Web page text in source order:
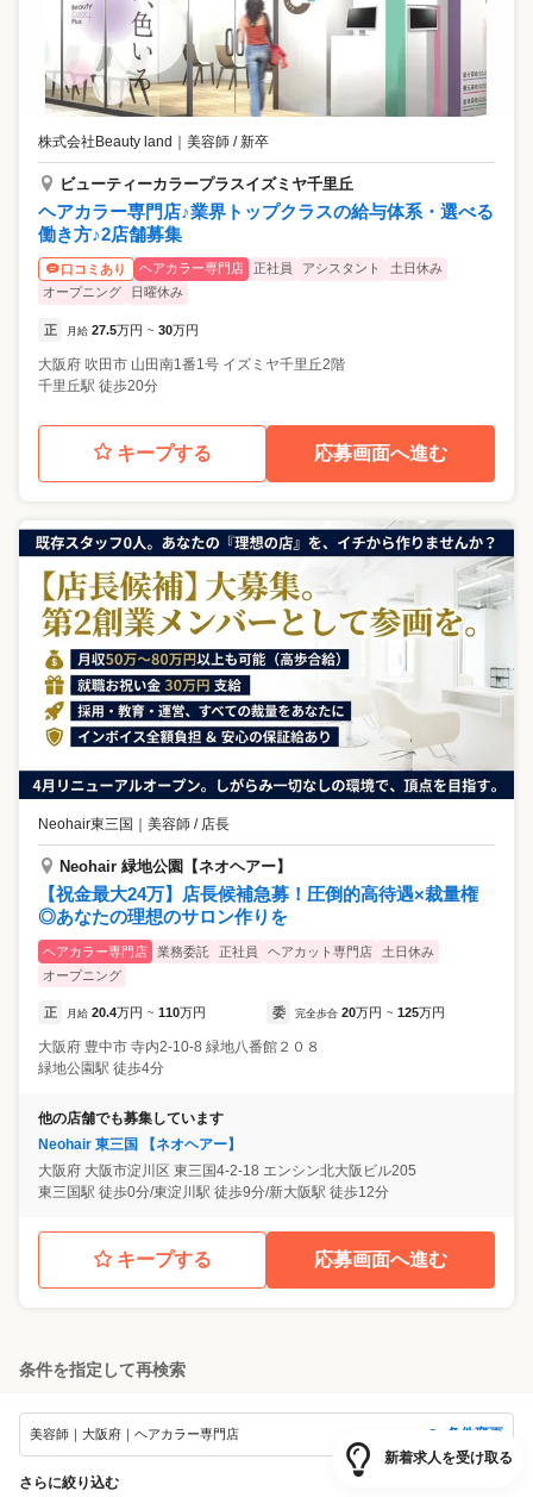
株式会社Beauty land ｜ 美容師 / 新卒
ビューティーカラープラスイズミヤ千里丘
ヘアカラー専門店♪業界トップクラスの給与体系・選べる
働き方♪2店舗募集
口コミあり ヘアカラー専門店 正社員 アシスタント
土日休み
オープニング
日曜休み
正 月給 27.5万円 ~ 30万円
大阪府 吹田市 山田南1番1号 イズミヤ千里丘2階
千里丘駅 徒歩20分
キープする 応募画面へ進む
Neohair東三国 美容師 / 店長
Neohair 緑地公園【ネオヘアー】
【祝金最大24万】店長候補急募！圧倒的高待遇×裁量権
◎あなたの理想のサロン作りを
ヘアカラー専門店 業務委託 正社員 ヘアカット専門店
土日休み
オープニング
正 月給 20.4万円 ~ 110万円 委 完全歩合 20万円 ~ 125万円
大阪府 豊中市 寺内2-10-8 緑地八番館２０８
緑地公園駅 徒歩4分
他の店舗でも募集しています
Neohair 東三国 【ネオヘアー】
大阪府 大阪市淀川区 東三国4-2-18 エンシン北大阪ビル205
東三国駅 徒歩0分/東淀川駅 徒歩9分/新大阪駅 徒歩12分
キープする 応募画面へ進む
条件を指定して再検索
美容師｜大阪府｜ヘアカラー専門店 条件変更
さらに絞り込む
新着求人を受け取る